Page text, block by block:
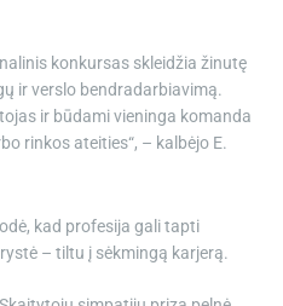
konkursas skleidžia žinutę
ir verslo bendradarbiavimą.
ir būdami vieninga komanda
rinkos ateities“, – kalbėjo E.
kad profesija gali tapti
– tiltu į sėkmingą karjerą.